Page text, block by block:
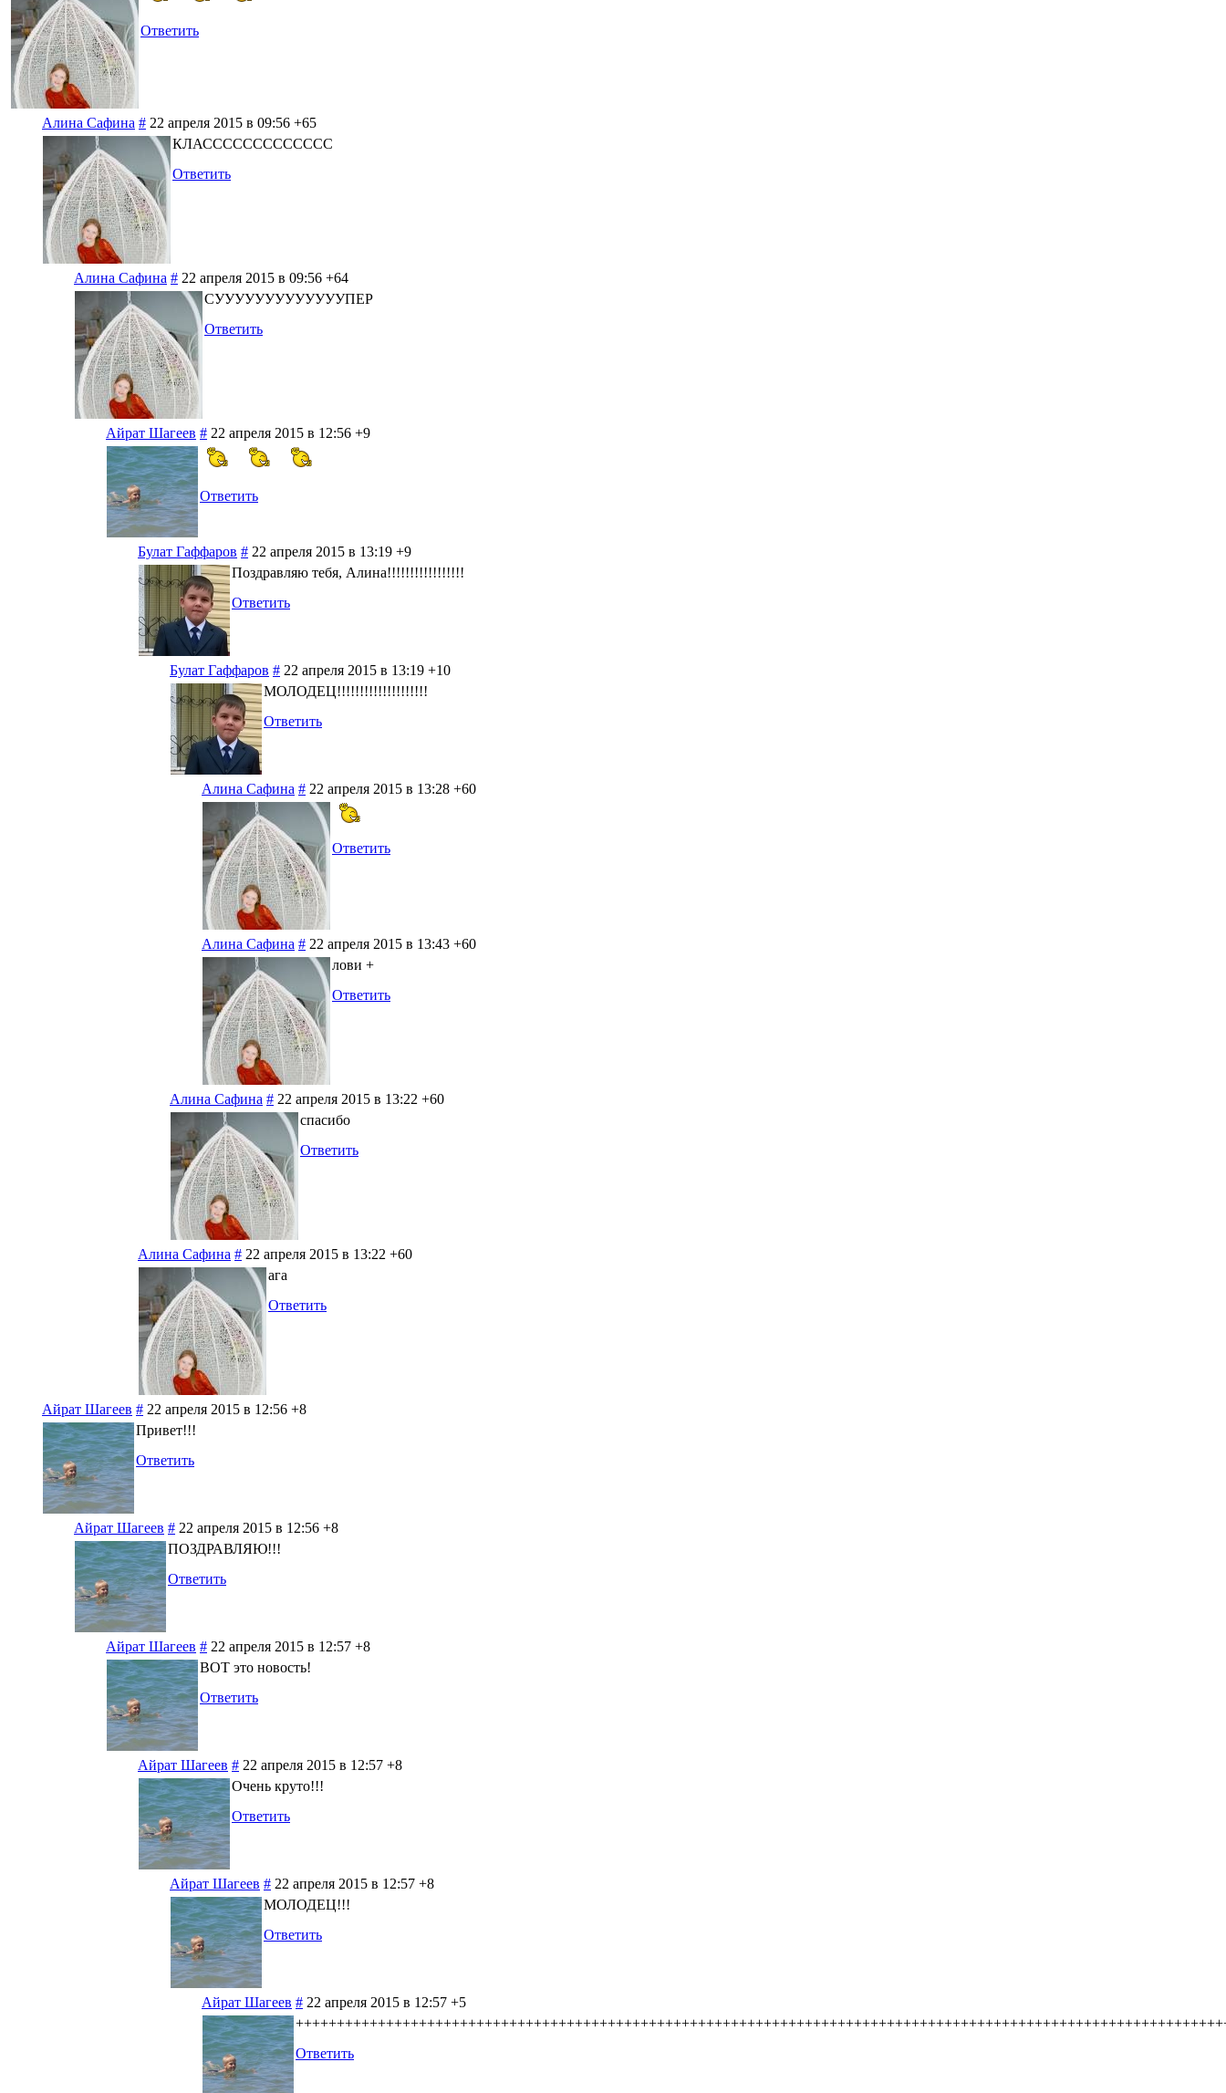
Ответить
Алина Сафина # 22 апреля 2015 в 09:56 +65
КЛАССССССССССССС
Ответить
Алина Сафина # 22 апреля 2015 в 09:56 +64
СУУУУУУУУУУУУУПЕР
Ответить
Айрат Шагеев # 22 апреля 2015 в 12:56 +9
Ответить
Булат Гаффаров # 22 апреля 2015 в 13:19 +9
Поздравляю тебя, Алина!!!!!!!!!!!!!!!!!
Ответить
Булат Гаффаров # 22 апреля 2015 в 13:19 +10
МОЛОДЕЦ!!!!!!!!!!!!!!!!!!!!
Ответить
Алина Сафина # 22 апреля 2015 в 13:28 +60
Ответить
Алина Сафина # 22 апреля 2015 в 13:43 +60
лови +
Ответить
Алина Сафина # 22 апреля 2015 в 13:22 +60
спасибо
Ответить
Алина Сафина # 22 апреля 2015 в 13:22 +60
ага
Ответить
Айрат Шагеев # 22 апреля 2015 в 12:56 +8
Привет!!!
Ответить
Айрат Шагеев # 22 апреля 2015 в 12:56 +8
ПОЗДРАВЛЯЮ!!!
Ответить
Айрат Шагеев # 22 апреля 2015 в 12:57 +8
ВОТ это новость!
Ответить
Айрат Шагеев # 22 апреля 2015 в 12:57 +8
Очень круто!!!
Ответить
Айрат Шагеев # 22 апреля 2015 в 12:57 +8
МОЛОДЕЦ!!!
Ответить
Айрат Шагеев # 22 апреля 2015 в 12:57 +5
Ответить